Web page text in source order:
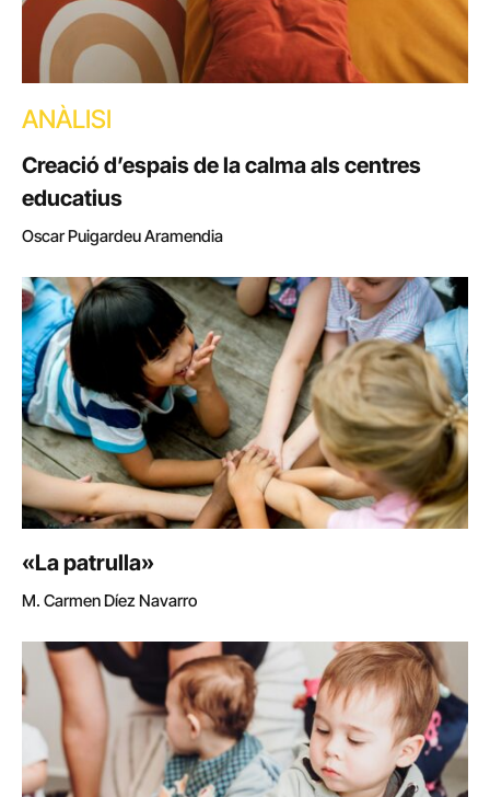
ANÀLISI
Creació d’espais de la calma als centres
educatius
Oscar Puigardeu Aramendia
«La patrulla»
M. Carmen Díez Navarro